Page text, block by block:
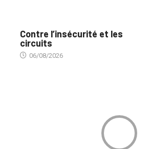
Contre l’insécurité et les
circuits
06/08/2026